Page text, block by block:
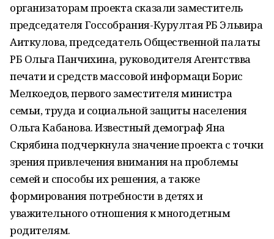
организаторам проекта сказали заместитель
председателя Госсобрания-Курултая РБ Эльвира
Аиткулова, председатель Общественной палаты
РБ Ольга Панчихина, руководителя Агентствва
печати и средств массовой информаци Борис
Мелкоедов, первого заместителя министра
семьи, труда и социальной защиты населения
Ольга Кабанова. Известный демограф Яна
Скрябина подчеркнула значение проекта с точки
зрения привлечения внимания на проблемы
семей и способы их решения, а также
формирования потребности в детях и
уважительного отношения к многодетным
родителям.